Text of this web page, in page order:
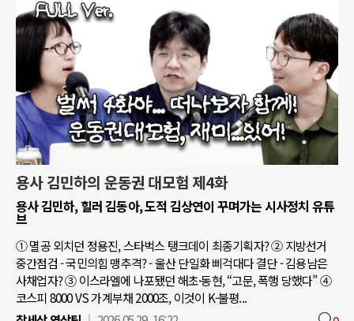
용사 김민하의 운동권 대모험 제4화
용사 김민하, 힐러 김동아, 도적 김상연이 꾸며가는 시사정치 유튜
브
① 멸공 외치던 정용진, 스타벅스 탱크데이 최종기획자? ② 지방선거
중간점검 - 국민의힘 맹추격? - 울산 단일화 삐걱대다 결단 - 김용남은
사채업자? ③ 이스라엘에 나포됐던 해초·동현, “고문, 폭행 당했다” ④
코스피 8000 VS 가계부채 2000조, 이것이 K-불평...